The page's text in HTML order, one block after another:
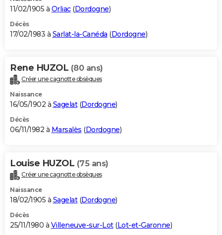
11/02/1905 à Orliac(Dordogne)
Décès
17/02/1983 à Sarlat-la-Canéda (Dordogne)
Rene HUZOL (80 ans)
Créer une cagnotte obsèques
Naissance
16/05/1902 à Sagelat(Dordogne)
Décès
06/11/1982 à Marsalès (Dordogne)
Louise HUZOL (75 ans)
Créer une cagnotte obsèques
Naissance
18/02/1905 à Sagelat(Dordogne)
Décès
25/11/1980 à Villeneuve-sur-Lot(Lot-et-Garonne)